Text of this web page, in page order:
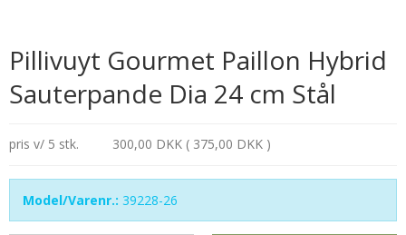
Pillivuyt Gourmet Paillon Hybrid
Sauterpande Dia 24 cm Stål
pris v/ 5 stk. 300,00 DKK ( 375,00 DKK )
Model/Varenr.: 39228-26